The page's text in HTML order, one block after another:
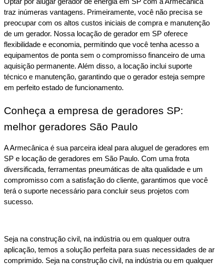
traz inúmeras vantagens. Primeiramente, você não precisa se
preocupar com os altos custos iniciais de compra e manutenção
de um gerador. Nossa locação de gerador em SP oferece
flexibilidade e economia, permitindo que você tenha acesso a
equipamentos de ponta sem o compromisso financeiro de uma
aquisição permanente. Além disso, a locação inclui suporte
técnico e manutenção, garantindo que o gerador esteja sempre
em perfeito estado de funcionamento.
Conheça a empresa de geradores SP:
melhor geradores São Paulo
A Armecânica é sua parceira ideal para aluguel de geradores em
SP e locação de geradores em São Paulo. Com uma frota
diversificada, ferramentas pneumáticas de alta qualidade e um
compromisso com a satisfação do cliente, garantimos que você
terá o suporte necessário para concluir seus projetos com
sucesso.
Seja na construção civil, na indústria ou em qualquer outra
aplicação, temos a solução perfeita para suas necessidades de ar
comprimido. Seja na construção civil, na indústria ou em qualquer